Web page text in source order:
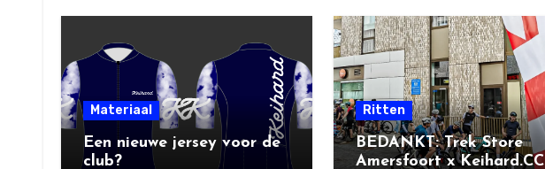
Materiaal
Een nieuwe jersey voor de
club?
Ritten
BEDANKT: Trek Store
Amersfoort x Keihard.CC